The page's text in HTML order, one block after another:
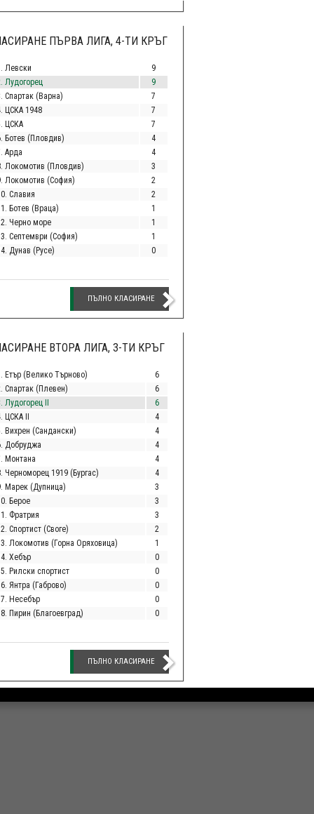
ПЪРВА ЛИГА, 4-ТИ КРЪГ
Левски
9
Лудогорец
9
Спартак (Варна)
7
ЦСКА 1948
7
ЦСКА
7
Ботев (Пловдив)
4
Арда
4
Локомотив (Пловдив)
3
Локомотив (София)
2
Славия
2
Ботев (Враца)
1
Черно море
1
Септември (София)
1
Дунав (Русе)
0
ПЪЛНО КЛАСИРАНЕ
ВТОРА ЛИГА, 3-ТИ КРЪГ
Етър (Велико Търново)
6
Спартак (Плевен)
6
Лудогорец II
6
ЦСКА II
4
Вихрен (Сандански)
4
Добруджа
4
Монтана
4
Черноморец 1919 (Бургас)
4
Марек (Дупница)
3
Берое
3
Фратрия
3
Спортист (Своге)
2
Локомотив (Горна Оряховица)
1
Хебър
0
Рилски спортист
0
Янтра (Габрово)
0
Несебър
0
Пирин (Благоевград)
0
ПЪЛНО КЛАСИРАНЕ